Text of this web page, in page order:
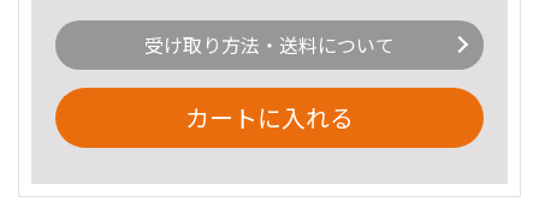
受け取り方法・送料について
カートに入れる